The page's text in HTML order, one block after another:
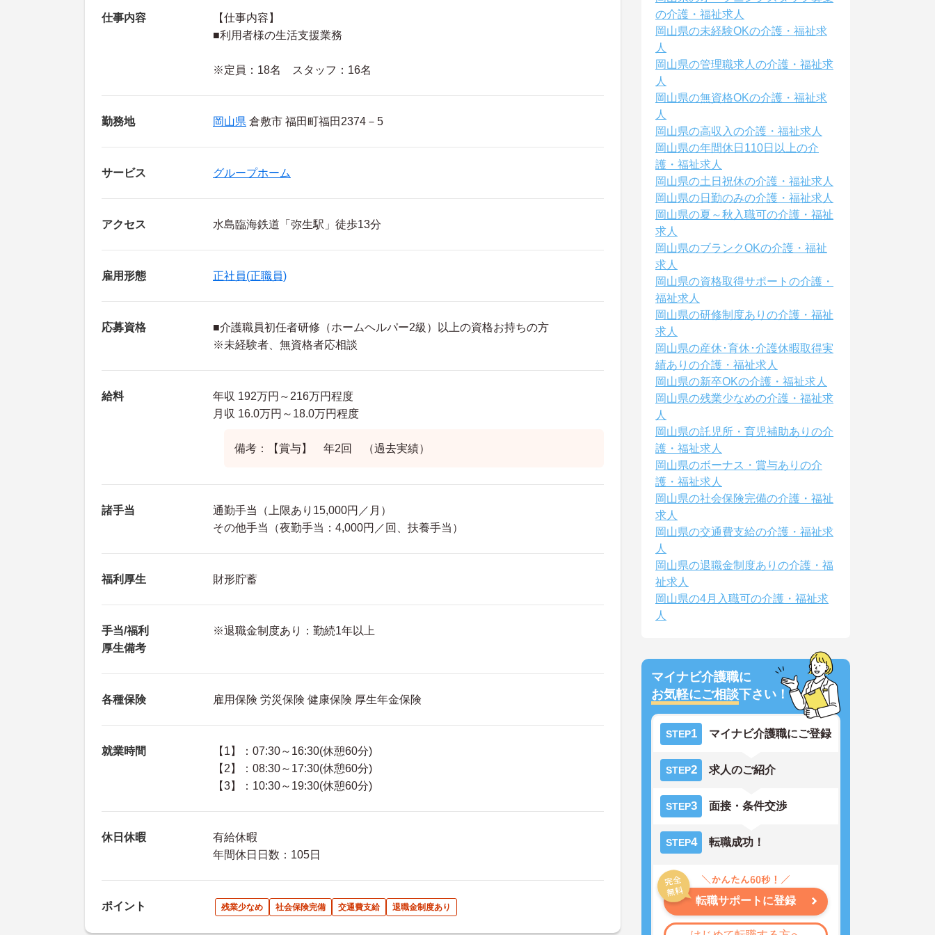
仕事内容
【仕事内容】
■利用者様の生活支援業務
※定員：18名 スタッフ：16名
勤務地 岡山県 倉敷市 福田町福田2374－5
サービス グループホーム
アクセス 水島臨海鉄道「弥生駅」徒歩13分
雇用形態 正社員(正職員)
応募資格
■介護職員初任者研修（ホームヘルパー2級）以上の資格お持ちの方
※未経験者、無資格者応相談
給料
年収 192万円～216万円程度
月収 16.0万円～18.0万円程度
備考：【賞与】 年2回 （過去実績）
諸手当
通勤手当（上限あり15,000円／月）
その他手当（夜勤手当：4,000円／回、扶養手当）
福利厚生 財形貯蓄
手当/福利
厚生備考
※退職金制度あり：勤続1年以上
各種保険 雇用保険 労災保険 健康保険 厚生年金保険
就業時間
【1】：07:30～16:30(休憩60分)
【2】：08:30～17:30(休憩60分)
【3】：10:30～19:30(休憩60分)
休日休暇
有給休暇
年間休日日数：105日
ポイント 残業少なめ 社会保険完備 交通費支給 退職金制度あり
の介護・福祉求人
岡山県の未経験OKの介護・福祉求
人
岡山県の管理職求人の介護・福祉求
人
岡山県の無資格OKの介護・福祉求
人
岡山県の高収入の介護・福祉求人
岡山県の年間休日110日以上の介
護・福祉求人
岡山県の土日祝休の介護・福祉求人
岡山県の日勤のみの介護・福祉求人
岡山県の夏～秋入職可の介護・福祉
求人
岡山県のブランクOKの介護・福祉
求人
岡山県の資格取得サポートの介護・
福祉求人
岡山県の研修制度ありの介護・福祉
求人
岡山県の産休･育休･介護休暇取得実
績ありの介護・福祉求人
岡山県の新卒OKの介護・福祉求人
岡山県の残業少なめの介護・福祉求
人
岡山県の託児所・育児補助ありの介
護・福祉求人
岡山県のボーナス・賞与ありの介
護・福祉求人
岡山県の社会保険完備の介護・福祉
求人
岡山県の交通費支給の介護・福祉求
人
岡山県の退職金制度ありの介護・福
祉求人
岡山県の4月入職可の介護・福祉求
人
マイナビ介護職に
お気軽にご相談下さい！
STEP1 マイナビ介護職にご登録
STEP2 求人のご紹介
STEP3 面接・条件交渉
STEP4 転職成功！
転職サポートに登録